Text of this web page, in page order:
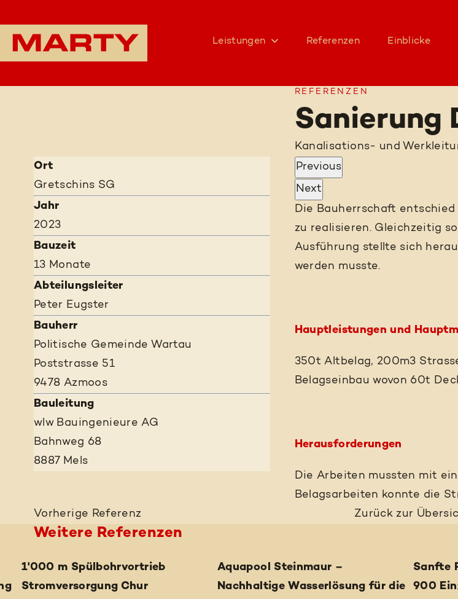
Leistungen Referenzen Einblicke
REFERENZEN
Sanierung
Kanalisations- und
Previous
Next
Die Bauherrschaft
zu realisieren. Gleichzeitig
Ausführung stellte sich
werden musste.
Hauptleistungen und
350t Altbelag, 200m3
Belagseinbau wovon 60t
Herausforderungen
Die Arbeiten mussten mit
Belagsarbeiten konnte die
Ort
Gretschins SG
Jahr
2023
Bauzeit
13 Monate
Abteilungsleiter
Peter Eugster
Bauherr
Politische Gemeinde Wartau
Poststrasse 51
9478 Azmoos
Bauleitung
wlw Bauingenieure AG
Bahnweg 68
8887 Mels
Vorherige Referenz Zurückzur
Weitere Referenzen
1'000 m Spülbohrvortrieb
Stromversorgung Chur
Aquapool Steinmaur –
Nachhaltige Wasserlösung für die
Sanfte
900